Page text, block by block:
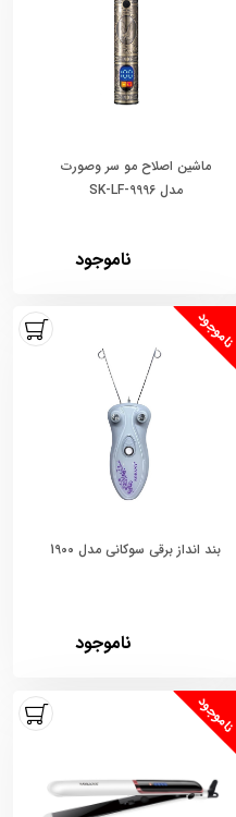
ماشین اصلاح مو سر وصورت
مدل SK-LF-9996
ناموجود
ناموجود
بند انداز برقی سوکانی مدل 1900
ناموجود
ناموجود